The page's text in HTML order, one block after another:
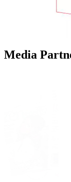
Media